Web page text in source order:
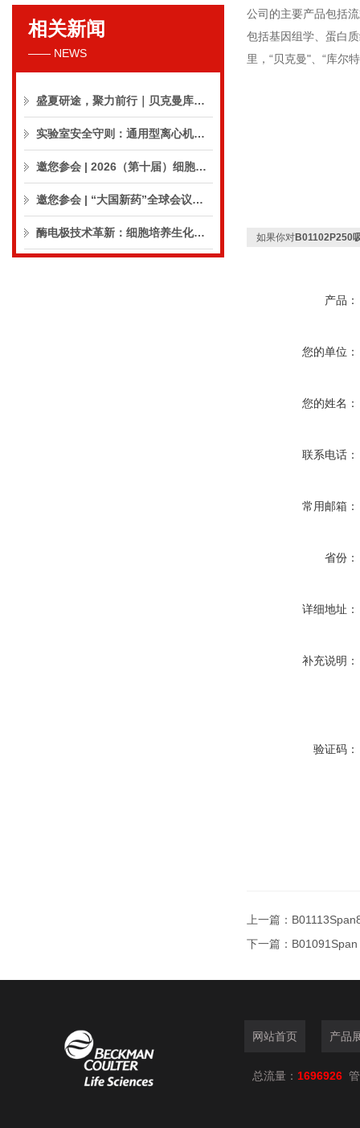
相关新闻
—— NEWS
盛夏研途，聚力前行｜贝克曼库尔特生命科学8月活动预告
实验室安全守则：通用型离心机操作与保养的10个要点
邀您参会 | 2026（第十届）细胞外囊泡合规与临床应用大会
邀您参会 | “大国新药”全球会议（CPIC2026）
酶电极技术革新：细胞培养生化分析仪实现精准在线监测
公司的主要产品包括
包括基因组学、蛋白
里，“贝克曼"、“库尔
如果你对B01102P250
产品：
您的单位：
您的姓名：
联系电话：
常用邮箱：
省份：
详细地址：
补充说明：
验证码：
上一篇：
下一篇：
网站首页 产品
总流量： 1696926